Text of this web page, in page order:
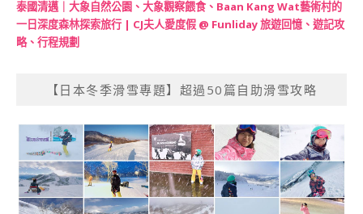
泰國清邁｜大象自然公園、大象觀察餵食、Baan Kang Wat藝術村的
一日深度森林探索旅行 | CJ夫人愛度假 @ Funliday 旅遊回憶、遊記攻
略、行程規劃
【日本冬季滑雪專題】超過50篇自助滑雪攻略